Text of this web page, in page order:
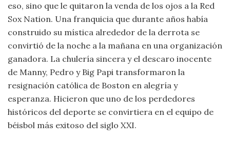
eso, sino que le quitaron la venda de los ojos a la Red
Sox Nation. Una franquicia que durante años había
construido su mística alrededor de la derrota se
convirtió de la noche a la mañana en una organización
ganadora. La chulería sincera y el descaro inocente
de Manny, Pedro y Big Papi transformaron la
resignación católica de Boston en alegría y
esperanza. Hicieron que uno de los perdedores
históricos del deporte se convirtiera en el equipo de
béisbol más exitoso del siglo XXI.